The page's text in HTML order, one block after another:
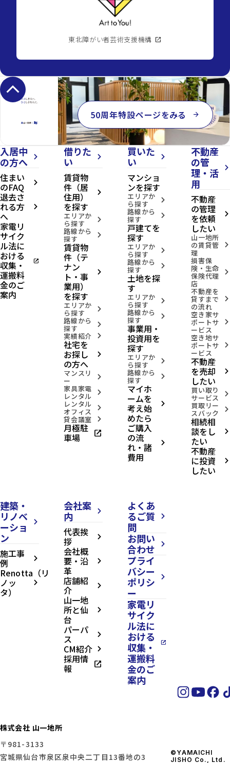
東北障がい者芸術支援機構 open_in_new
keyboard_arrow_up
50周年特設ページをみる arrow_forward
入居中
の方へ
arrow_forward_ios
住まい
のFAQ arrow_forward_ios
退去さ
れる方
へ
arrow_forward_ios
家電リ
サイク
ル法に
おける
収集・
運搬料
金のご
案内
open_in_new
借りた
い
arrow_forward_ios
賃貸物
件（居
住用）
を探す
arrow_forward_ios
エリアか
ら探す arrow_forward_ios
路線から
探す arrow_forward_ios
賃貸物
件（テ
ナン
ト・事
業用）
を探す
arrow_forward_ios
エリアか
ら探す arrow_forward_ios
路線から
探す arrow_forward_ios
実績紹介 arrow_forward_ios
社宅を
お探し
の方へ
arrow_forward_ios
マンスリ
ー arrow_forward_ios
家具家電
レンタル arrow_forward_ios
レンタル
オフィス arrow_forward_ios
貸会議室 arrow_forward_ios
月極駐
車場 open_in_new
買いた
い
arrow_forward_ios
マンショ
ンを探す
エリアか
ら探す arrow_forward_ios
路線から
探す arrow_forward_ios
戸建てを
探す
エリアか
ら探す arrow_forward_ios
路線から
探す arrow_forward_ios
土地を探
す
エリアか
ら探す arrow_forward_ios
路線から
探す arrow_forward_ios
事業用・
投資用を
探す
エリアか
ら探す arrow_forward_ios
路線から
探す arrow_forward_ios
マイホ
ームを
考え始
めたら
arrow_forward_ios
ご購入
の流
れ・諸
費用
arrow_forward_ios
不動産
の管
理・活
用
arrow_forward_ios
不動産
の管理
を依頼
したい
arrow_forward_ios
山一地所
の賃貸管
理
arrow_forward_ios
損害保
険・生命
保険代理
店
arrow_forward_ios
不動産を
貸すまで
の流れ
arrow_forward_ios
空き家サ
ポートサ
ービス
arrow_forward_ios
空き地サ
ポートサ
ービス
arrow_forward_ios
不動産
を売却
したい
arrow_forward_ios
買い取り
サービス arrow_forward_ios
買取リー
スバック arrow_forward_ios
相続相
談をし
たい
arrow_forward_ios
不動産
に投資
したい
arrow_forward_ios
建築・
リノベ
ーショ
ン
arrow_forward_ios
施工事
例 arrow_forward_ios
Renotta（リ
ノッ
タ）
arrow_forward_ios
会社案
内
arrow_forward_ios
代表挨
拶 arrow_forward_ios
会社概
要・沿
革
arrow_forward_ios
店舗紹
介 arrow_forward_ios
山一地
所と仙
台
arrow_forward_ios
パーパ
ス arrow_forward_ios
CM紹介 arrow_forward_ios
採用情
報 open_in_new
よくあ
るご質
問
arrow_forward_ios
お問い
合わせ
arrow_forward_ios
プライ
バシー
ポリシ
ー
arrow_forward_ios
家電リ
サイク
ル法に
おける
収集・
運搬料
金のご
案内
open_in_new
株式会社 山一地所
〒981-3133
宮城県仙台市泉区泉中央二丁目13番地の3
©YAMAICHI
JISHO Co., Ltd.